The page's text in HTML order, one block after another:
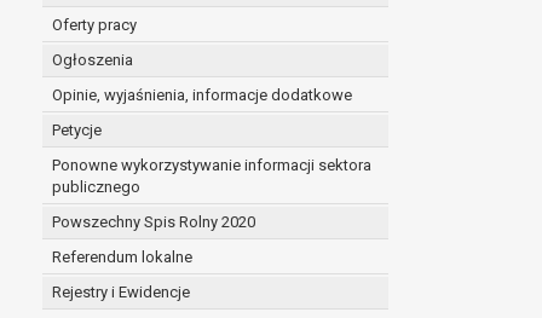
Oferty pracy
Ogłoszenia
Opinie, wyjaśnienia, informacje dodatkowe
Petycje
Ponowne wykorzystywanie informacji sektora
publicznego
Powszechny Spis Rolny 2020
Referendum lokalne
Rejestry i Ewidencje